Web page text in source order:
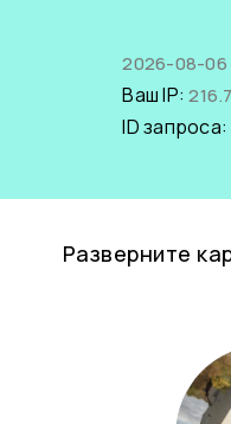
2026-08-06
Ваш IP:
ID запроса:
Разверните